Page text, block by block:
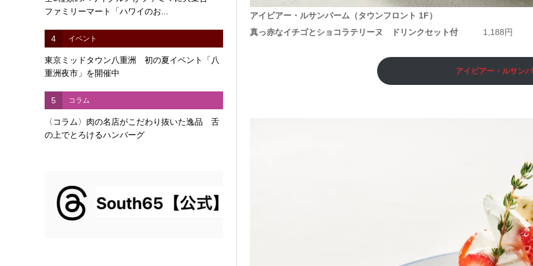
アイビアー・ルサンパーム（タウンフロント 1F）
真っ赤なイチゴとショコラテリーヌ ドリンクセット付 1,188円
アイビアー・ルサン
ファミリーマート「ハワイのお...
4 イベント
東京ミッドタウン八重洲 初の夏イベント「八
重洲夜市」を開催中
5 コラム
〈コラム〉肉の名店がこだわり抜いた逸品 舌
の上でとろけるハンバーグ